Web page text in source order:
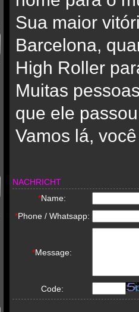
Sua maior
Barcelona,
High Roller
Muitas
que ele
Vamos lá,
NACHRICHT
*Name:
*Phone / Whatsapp:
*Message:
Code: